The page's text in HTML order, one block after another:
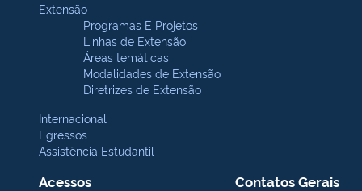
Extensão
Programas E Projetos
Linhas de Extensão
Áreas temáticas
Modalidades de Extensão
Diretrizes de Extensão
Internacional
Egressos
Assistência Estudantil
Acessos Contatos Gerais